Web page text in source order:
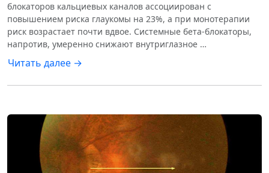
блокаторов кальциевых каналов ассоциирован с
повышением риска глаукомы на 23%, а при монотерапии
риск возрастает почти вдвое. Системные бета-блокаторы,
напротив, умеренно снижают внутриглазное …
Читать далее →